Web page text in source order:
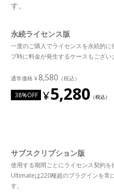
す。
永続ライセンス版
一度のご購入でライセンスを永続的
プ時に料金が発生するケースもござい
8,580
38%OFF 5,280
サブスクリプション版
使用する期間ごとにライセンス契約を
Ultimateは220種超のプラグインを常
す。